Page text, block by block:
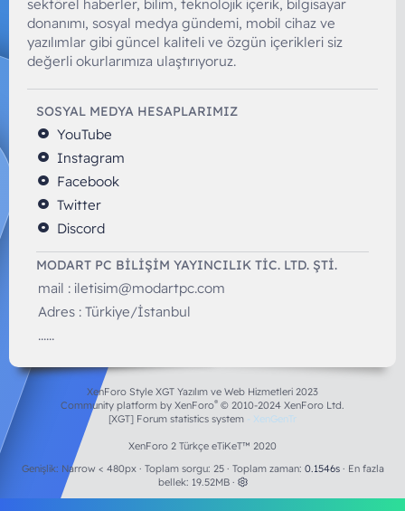
sektörel haberler, bilim, teknolojik içerik, bilgisayar
donanımı, sosyal medya gündemi, mobil cihaz ve
yazılımlar gibi güncel kaliteli ve özgün içerikleri siz
değerli okurlarımıza ulaştırıyoruz.
SOSYAL MEDYA HESAPLARIMIZ
YouTube
Instagram
Facebook
Twitter
Discord
MODART PC BILIŞIM YAYINCILIK TİC. LTD. ŞTİ.
mail : iletisim@modartpc.com
Adres : Türkiye/İstanbul
......
XenForo Style XGT Yazılım ve Web Hizmetleri 2023
Community platform by XenForo® © 2010-2024 XenForo Ltd.
[XGT] Forum statistics system
- XenGenTr
XenForo 2 Türkçe eTiKeT™ 2020
Genişlik
Toplam sorgu 25 Toplam zaman 0.1546s
En fazla
bellek 19.52MB